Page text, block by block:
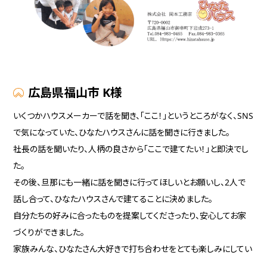
広島県福山市 K様
いくつかハウスメーカーで話を聞き、「ここ！」というところがなく、SNS
で気になっていた、ひなたハウスさんに話を聞きに行きました。
社長の話を聞いたり、人柄の良さから「ここで建てたい！」と即決でし
た。
その後、旦那にも一緒に話を聞きに行ってほしいとお願いし、2人で
話し合って、ひなたハウスさんで建てることに決めました。
自分たちの好みに合ったものを提案してくださったり、安心してお家
づくりができました。
家族みんな、ひなたさん大好きで打ち合わせをとても楽しみにしてい